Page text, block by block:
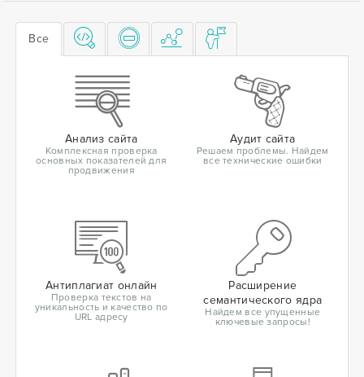
Все
Анализ сайта
Комплексная проверка
основных показателей для
продвижения
Аудит сайта
Решаем проблемы. Найдем
все технические ошибки
Антиплагиат онлайн
Проверка текстов на
уникальность и качество по
URL адресу
Расширение
семантического ядра
Найдем все упущенные
ключевые запросы!